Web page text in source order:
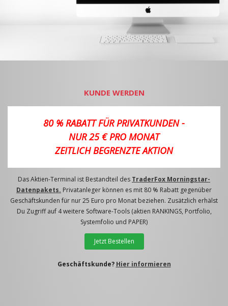
KUNDE WERDEN
80 % RABATT FÜR PRIVATKUNDEN -
NUR 25 € PRO MONAT
ZEITLICH BEGRENZTE AKTION
Das Aktien-Terminal ist Bestandteil des TraderFox Morningstar-
Datenpakets. Privatanleger können es mit 80 % Rabatt gegenüber
Geschäftskunden für nur 25 Euro pro Monat beziehen. Zusätzlich erhälst
Du Zugriff auf 4 weitere Software-Tools (aktien RANKINGS, Portfolio,
Systemfolio und PAPER)
Jetzt Bestellen
Geschäftskunde? Hier informieren